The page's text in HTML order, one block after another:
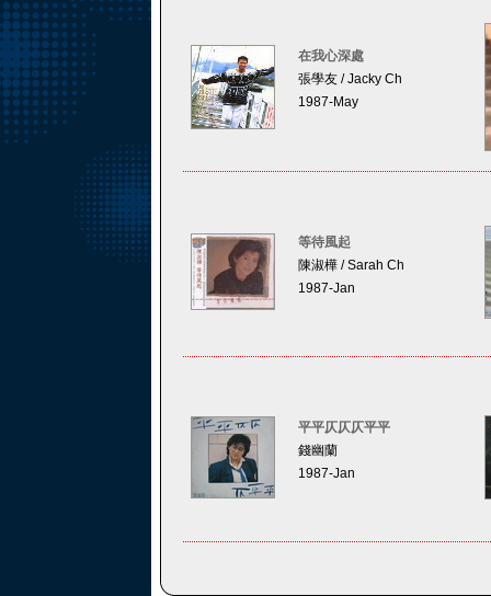
在我心深處
張學友 / Jacky Ch
1987-May
等待風起
陳淑樺 / Sarah Ch
1987-Jan
平平仄仄仄平平
錢幽蘭
1987-Jan